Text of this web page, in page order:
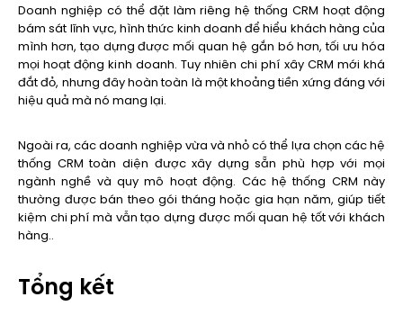
Doanh nghiệp có thể đặt làm riêng hệ thống CRM hoạt động
bám sát lĩnh vực, hình thức kinh doanh để hiểu khách hàng của
mình hơn, tạo dựng được mối quan hệ gắn bó hơn, tối ưu hóa
mọi hoạt động kinh doanh. Tuy nhiên chi phí xây CRM mới khá
đắt đỏ, nhưng đây hoàn toàn là một khoảng tiền xứng đáng với
hiệu quả mà nó mang lại.
Ngoài ra, các doanh nghiệp vừa và nhỏ có thể lựa chọn các hệ
thống CRM toàn diện được xây dựng sẵn phù hợp với mọi
ngành nghề và quy mô hoạt động. Các hệ thống CRM này
thường được bán theo gói tháng hoặc gia hạn năm, giúp tiết
kiệm chi phí mà vẫn tạo dựng được mối quan hệ tốt với khách
hàng..
Tổng kết